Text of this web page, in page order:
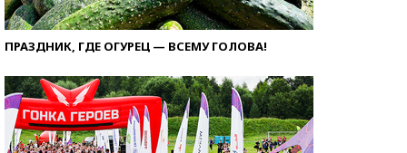
ПРАЗДНИК, ГДЕ ОГУРЕЦ — ВСЕМУ ГОЛОВА!